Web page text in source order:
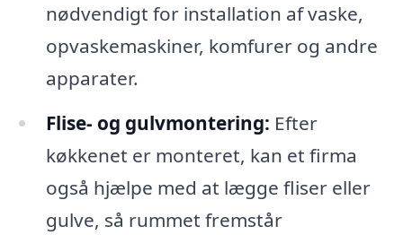
nødvendigt for installation af vaske,
opvaskemaskiner, komfurer og andre
apparater.
Flise- og gulvmontering: Efter
køkkenet er monteret, kan et firma
også hjælpe med at lægge fliser eller
gulve, så rummet fremstår